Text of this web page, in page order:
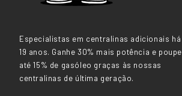
Especialistas em centralinas adicionais há
19 anos. Ganhe 30% mais potência e poupe
até 15% de gasóleo graças às nossas
centralinas de última geração.